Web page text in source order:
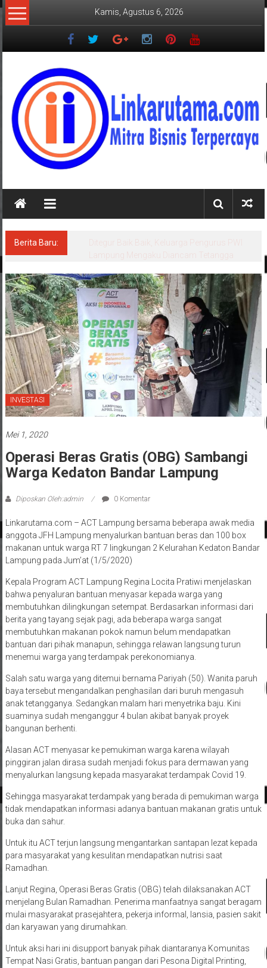
Lompat
ke
Kamis, Agustus 6, 2026
LINKARUTAMA.COM
Mitra
Terpercaya
Berita Baru:
INVESTASI
Mei 1, 2020
Operasi Beras Gratis (OBG) Sambangi
Warga Kedaton Bandar Lampung
Diposkan Oleh:admin 0 Komentar
Linkarutama.com – ACT Lampung bersama beberapa awak media
anggota JFH Lampung menyalurkan bantuan beras dan 100 box
makanan untuk warga RT 7 lingkungan 2 Kelurahan Kedaton Bandar
Lampung pada Jum’at (1/5/2020)
Kepala Program ACT Lampung Regina Locita Pratiwi menjelaskan
bahwa penyaluran bantuan menyasar kepada warga yang
membutuhkan dilingkungan setempat. Berdasarkan informasi dari
berita yang tayang sejak pagi, ada beberapa warga sangat
membutuhkan makanan pokok namun belum mendapatkan
bantuan dari pihak manapun, sehingga relawan langsung turun
menemui warga yang terdampak perekonomianya.
Salah satu warga yang ditemui bernama Pariyah (50). Wanita paruh
baya tersebut mengandalkan penghasilan dari buruh mengasuh
anak tetangganya. Sedangkan malam hari menyetrika baju. Kini
suaminya sudah menganggur 4 bulan akibat banyak proyek
bangunan berhenti.
Alasan ACT menyasar ke pemukiman warga karena wilayah
pinggiran jalan dirasa sudah menjadi fokus para dermawan yang
menyalurkan langsung kepada masyarakat terdampak Covid 19.
Sehingga masyarakat terdampak yang berada di pemukiman warga
tidak mendapatkan informasi adanya bantuan makanan gratis untuk
buka dan sahur.
Untuk itu ACT terjun langsung mengantarkan santapan lezat kepada
para masyarakat yang kesulitan mendapatkan nutrisi saat
Ramadhan.
Lanjut Regina, Operasi Beras Gratis (OBG) telah dilaksanakan ACT
menjelang Bulan Ramadhan. Penerima manfaatnya sangat beragam
mulai masyarakat prasejahtera, pekerja informal, lansia, pasien sakit
dan karyawan yang dirumahkan.
Untuk aksi hari ini disupport banyak pihak diantaranya Komunitas
Tempat Nasi Gratis, bantuan pangan dari Pesona Digital Printing,